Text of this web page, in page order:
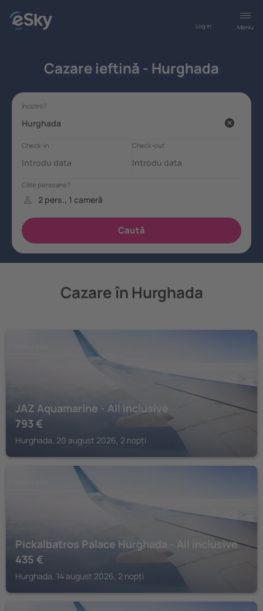
Meniu
Log in
Cazare ieftină - Hurghada
Cazare în Hurghada
JAZ Aquamarine - All inclusive
793 €
Hurghada, 20 august 2026, 2 nopți
Pickalbatros Palace Hurghada - All inclusive
435 €
Hurghada, 14 august 2026, 2 nopți